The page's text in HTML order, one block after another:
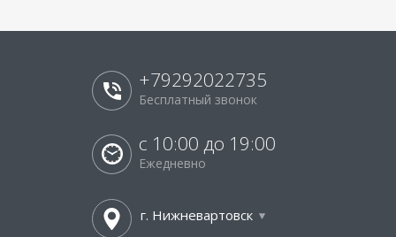
+79292022735
Бесплатный звонок
с 10:00 до 19:00
Ежедневно
г. Нижневартовск